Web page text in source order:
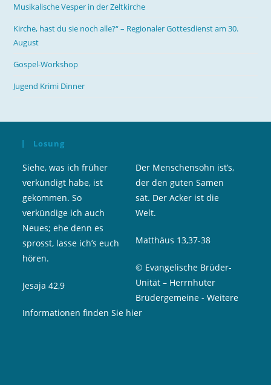
Musikalische Vesper in der Zeltkirche
Kirche, hast du sie noch alle?“ – Regionaler Gottesdienst am 30.
August
Gospel-Workshop
Jugend Krimi Dinner
Losung
Siehe, was ich früher
verkündigt habe, ist
gekommen. So
verkündige ich auch
Neues; ehe denn es
sprosst, lasse ich’s euch
hören.
Jesaja 42,9
Der Menschensohn ist’s,
der den guten Samen
sät. Der Acker ist die
Welt.
Matthäus 13,37-38
© Evangelische Brüder-
Unität – Herrnhuter
Brüdergemeine - Weitere
Informationen finden Sie hier